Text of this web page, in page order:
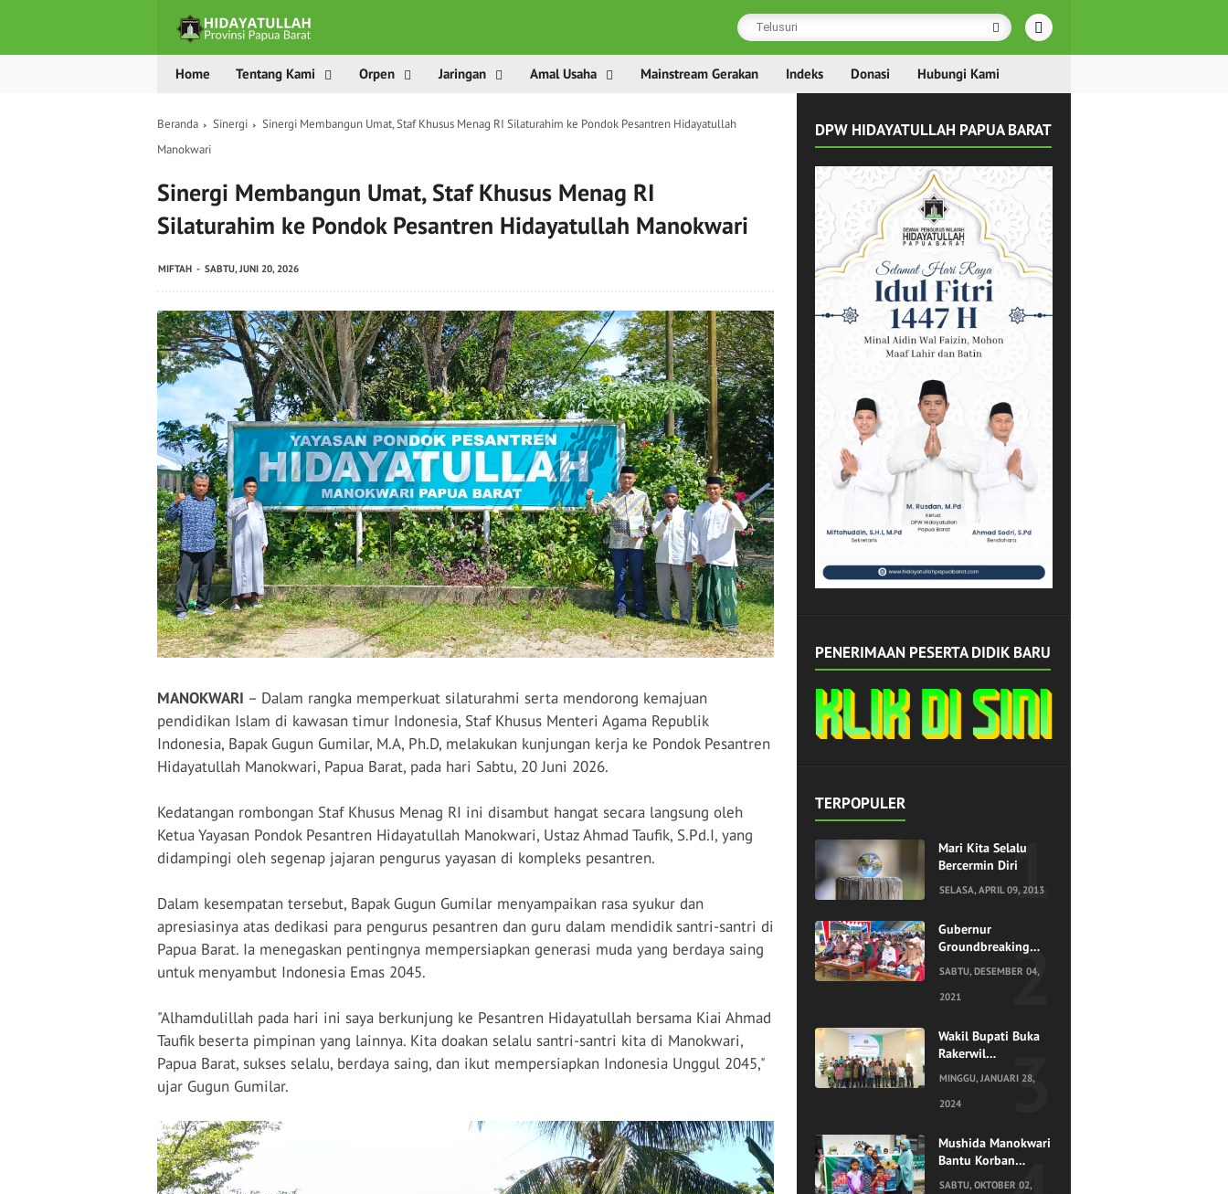
Home Tentang Kami Orpen Jaringan Amal Usaha Mainstream Gerakan Indeks Donasi Hubungi Kami
Beranda Sinergi
Sinergi Membangun Umat, Staf Khusus Menag RI Silaturahim ke Pondok Pesantren Hidayatullah
Manokwari
Sinergi Membangun Umat, Staf Khusus Menag RI
Silaturahim ke Pondok Pesantren Hidayatullah Manokwari
MIFTAH SABTU, JUNI 20, 2026
MANOKWARI – Dalam rangka memperkuat silaturahmi serta mendorong kemajuan
pendidikan Islam di kawasan timur Indonesia, Staf Khusus Menteri Agama Republik
Indonesia, Bapak Gugun Gumilar, M.A, Ph.D, melakukan kunjungan kerja ke Pondok Pesantren
Hidayatullah Manokwari, Papua Barat, pada hari Sabtu, 20 Juni 2026.
Kedatangan rombongan Staf Khusus Menag RI ini disambut hangat secara langsung oleh
Ketua Yayasan Pondok Pesantren Hidayatullah Manokwari, Ustaz Ahmad Taufik, S.Pd.I, yang
didampingi oleh segenap jajaran pengurus yayasan di kompleks pesantren.
Dalam kesempatan tersebut, Bapak Gugun Gumilar menyampaikan rasa syukur dan
apresiasinya atas dedikasi para pengurus pesantren dan guru dalam mendidik santri-santri di
Papua Barat. Ia menegaskan pentingnya mempersiapkan generasi muda yang berdaya saing
untuk menyambut Indonesia Emas 2045.
"Alhamdulillah pada hari ini saya berkunjung ke Pesantren Hidayatullah bersama Kiai Ahmad
Taufik beserta pimpinan yang lainnya. Kita doakan selalu santri-santri kita di Manokwari,
Papua Barat, sukses selalu, berdaya saing, dan ikut mempersiapkan Indonesia Unggul 2045,"
ujar Gugun Gumilar.
DPW HIDAYATULLAH PAPUA BARAT
PENERIMAAN PESERTA DIDIK BARU
TERPOPULER
Mari Kita Selalu
Bercermin Diri
SELASA, APRIL 09, 2013
Gubernur
Groundbreaking
Rumah Qur'an
Ponpes Al
Mawaddah
Sorong
SABTU, DESEMBER 04,
2021
Wakil Bupati Buka
Rakerwil
Hidayatullah Papua
Barat di Teluk
Bintuni
MINGGU, JANUARI 28,
2024
Mushida Manokwari
Bantu Korban
Kebakaran Ayombari
SABTU, OKTOBER 02,